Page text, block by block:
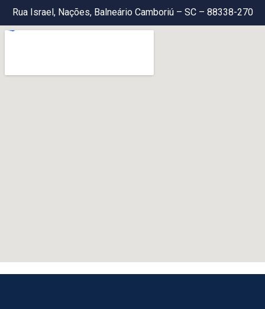
Rua Israel, Nações, Balneário Camboriú – SC – 88338-270